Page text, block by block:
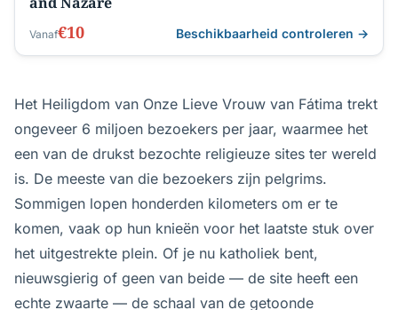
Vanaf€10 Beschikbaarheid controleren →
Het Heiligdom van Onze Lieve Vrouw van Fátima trekt
ongeveer 6 miljoen bezoekers per jaar, waarmee het
een van de drukst bezochte religieuze sites ter wereld
is. De meeste van die bezoekers zijn pelgrims.
Sommigen lopen honderden kilometers om er te
komen, vaak op hun knieën voor het laatste stuk over
het uitgestrekte plein. Of je nu katholiek bent,
nieuwsgierig of geen van beide — de site heeft een
echte zwaarte — de schaal van de getoonde